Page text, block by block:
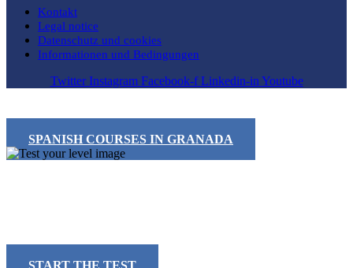
Kontakt
Legal notice
Datenschutz und cookies
Informationen und Bedingungen
Twitter Instagram Facebook-f Linkedin-in Youtube
SPANISH COURSES IN GRANADA